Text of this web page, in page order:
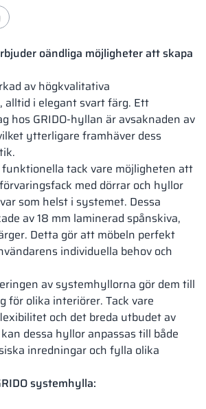
oändliga möjligheter att skapa
av högkvalitativa
alltid i elegant svart färg. Ett
hos GRIDO-hyllan är avsaknaden av
ytterligare framhäver dess
funktionella tack vare möjligheten att
med dörrar och hyllor
som helst i systemet. Dessa
av 18 mm laminerad spånskiva,
Detta gör att möbeln perfekt
individuella behov och
av systemhyllorna gör dem till
för olika interiörer. Tack vare
och det breda utbudet av
dessa hyllor anpassas till både
inredningar och fylla olika
systemhylla: